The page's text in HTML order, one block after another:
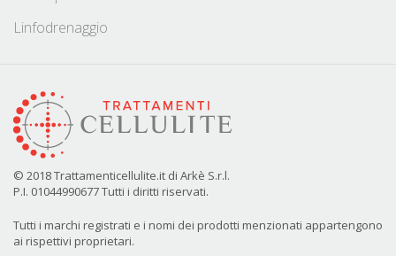
Linfodrenaggio
© 2018 Trattamenticellulite.it di Arkè S.r.l.
P.I. 01044990677 Tutti i diritti riservati.
Tutti i marchi registrati e i nomi dei prodotti menzionati appartengono
ai rispettivi proprietari.